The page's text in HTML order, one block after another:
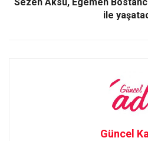
Sezen Aksu, Egemen
ile
Güncel